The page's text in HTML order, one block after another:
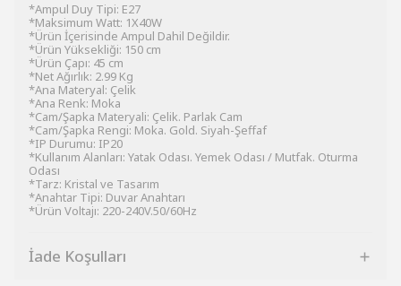
*Ampul Duy Tipi: E27
*Maksimum Watt: 1X40W
*Ürün İçerisinde Ampul Dahil Değildir.
*Ürün Yüksekliği: 150 cm
*Ürün Çapı: 45 cm
*Net Ağırlık: 2.99 Kg
*Ana Materyal: Çelik
*Ana Renk: Moka
*Cam/Şapka Materyali: Çelik. Parlak Cam
*Cam/Şapka Rengi: Moka. Gold. Siyah-Şeffaf
*IP Durumu: IP20
*Kullanım Alanları: Yatak Odası. Yemek Odası / Mutfak. Oturma
Odası
*Tarz: Kristal ve Tasarım
*Anahtar Tipi: Duvar Anahtarı
*Ürün Voltajı: 220-240V.50/60Hz
İade Koşulları